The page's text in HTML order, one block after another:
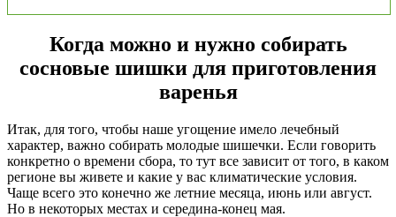
Когда можно и нужно собирать
сосновые шишки для приготовления
варенья
Итак, для того, чтобы наше угощение имело лечебный
характер, важно собирать молодые шишечки. Если говорить
конкретно о времени сбора, то тут все зависит от того, в каком
регионе вы живете и какие у вас климатические условия.
Чаще всего это конечно же летние месяца, июнь или август.
Но в некоторых местах и середина-конец мая.